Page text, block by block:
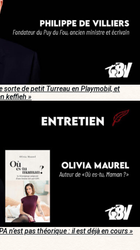
sorte de petit Turreau en Playmobil, et
keffieh »
n’est pas théorique : il est déjà en cours »